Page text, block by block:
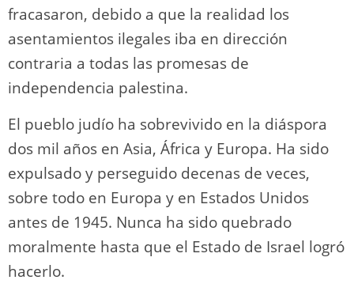
fracasaron, debido a que la realidad los
asentamientos ilegales iba en dirección
contraria a todas las promesas de
independencia palestina.
El pueblo judío ha sobrevivido en la diáspora
dos mil años en Asia, África y Europa. Ha sido
expulsado y perseguido decenas de veces,
sobre todo en Europa y en Estados Unidos
antes de 1945. Nunca ha sido quebrado
moralmente hasta que el Estado de Israel logró
hacerlo.